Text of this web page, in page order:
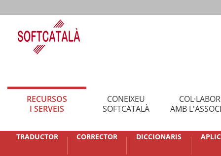
RECURSOS
I SERVEIS
CONEIXEU
SOFTCATALÀ
AMB
TRADUCTOR CORRECTOR DICCIONARIS